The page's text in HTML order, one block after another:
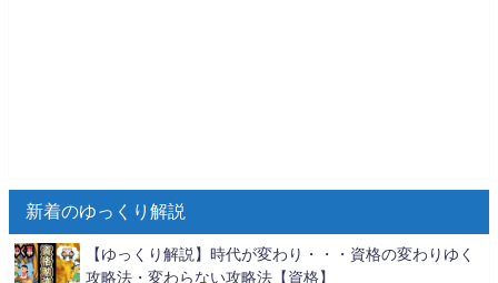
新着のゆっくり解説
【ゆっくり解説】時代が変わり・・・資格の変わりゆく
攻略法・変わらない攻略法【資格】